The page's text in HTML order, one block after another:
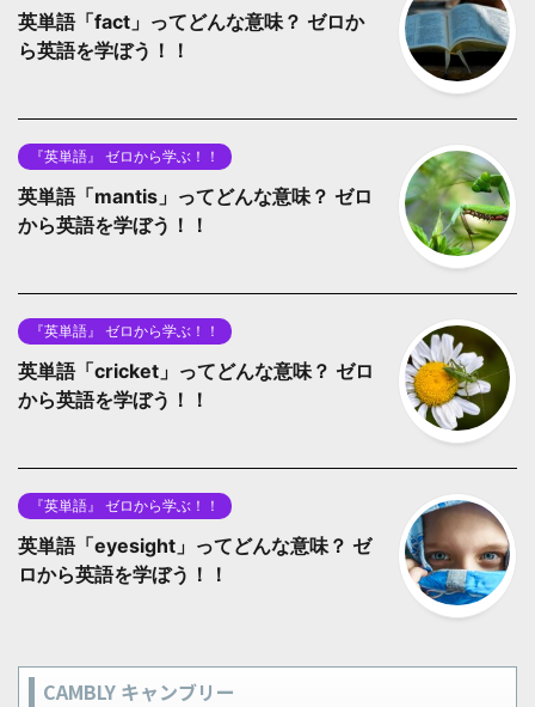
英単語「fact」ってどんな意味？ ゼロか
ら英語を学ぼう！！
『英単語』 ゼロから学ぶ！！
英単語「mantis」ってどんな意味？ ゼロ
から英語を学ぼう！！
『英単語』 ゼロから学ぶ！！
英単語「cricket」ってどんな意味？ ゼロ
から英語を学ぼう！！
『英単語』 ゼロから学ぶ！！
英単語「eyesight」ってどんな意味？ ゼ
ロから英語を学ぼう！！
CAMBLY キャンブリー